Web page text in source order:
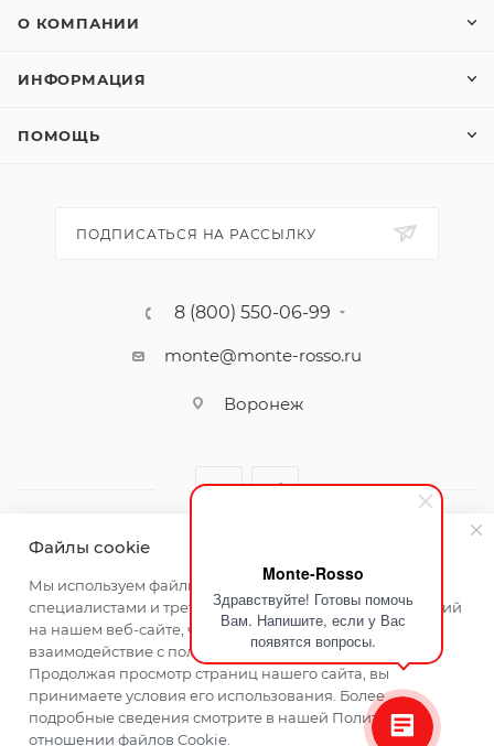
Monte-Rosso
Здравствуйте! Готовы помочь
Вам. Напишите, если у Вас
появятся вопросы.
О КОМПАНИИ
ИНФОРМАЦИЯ
ПОМОЩЬ
ПОДПИСАТЬСЯ НА РАССЫЛКУ
8 (800) 550-06-99
monte@monte-rosso.ru
Воронеж
2026 ©Monte Rosso - магазины обуви и аксессуаров для
женщин
Файлы cookie
Мы используем файлы cookie, разработанные нашими
специалистами и третьими лицами, для анализа событий
на нашем веб-сайте, что позволяет нам улучшать
взаимодействие с пользователями и обслуживание.
Продолжая просмотр страниц нашего сайта, вы
принимаете условия его использования. Более
подробные сведения смотрите в нашей Политике в
отношении файлов Cookie